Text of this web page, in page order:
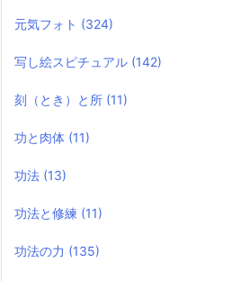
元気フォト (324)
写し絵スピチュアル (142)
刻（とき）と所 (11)
功と肉体 (11)
功法 (13)
功法と修練 (11)
功法の力 (135)